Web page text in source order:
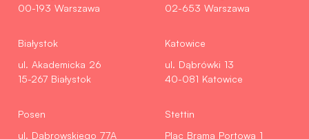
00-193 Warszawa
02-653 Warszawa
Białystok
ul. Akademicka 26
15-267 Białystok
Katowice
ul. Dąbrówki 13
40-081 Katowice
Posen
ul. Dąbrowskiego 77A
Stettin
Plac Brama Portowa 1